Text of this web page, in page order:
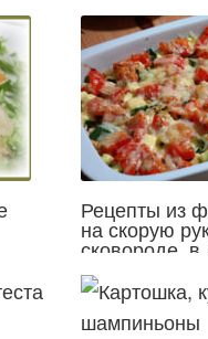
Рецепты из
на скорую
сковороде, в
мультиварке
пошагово